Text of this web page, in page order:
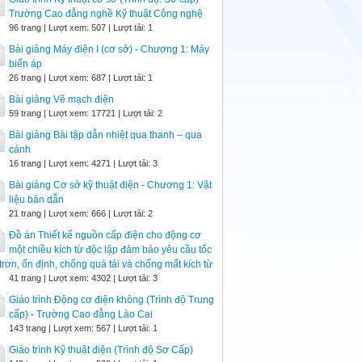
Trường Cao đẳng nghề Kỹ thuật Công nghệ
96 trang | Lượt xem: 507 | Lượt tải: 1
Bài giảng Máy điện I (cơ sở) - Chương 1: Máy
biến áp
26 trang | Lượt xem: 687 | Lượt tải: 1
Bài giảng Vẽ mạch điện
59 trang | Lượt xem: 17721 | Lượt tải: 2
Bài giảng Bài tập dẫn nhiệt qua thanh – qua
cánh
16 trang | Lượt xem: 4271 | Lượt tải: 3
Bài giảng Cơ sở kỹ thuật điện - Chương 1: Vật
liệu bán dẫn
21 trang | Lượt xem: 666 | Lượt tải: 2
Đồ án Thiết kế nguồn cấp điện cho động cơ
một chiều kích từ độc lập đảm bảo yêu cầu tốc
ổn định, chống quá tải và chống mất kích từ
41 trang | Lượt xem: 4302 | Lượt tải: 3
Giáo trình Động cơ điện không (Trình độ Trung
cấp) - Trường Cao đẳng Lào Cai
143 trang | Lượt xem: 567 | Lượt tải: 1
Giáo trình Kỹ thuật điện (Trình độ Sơ Cấp)